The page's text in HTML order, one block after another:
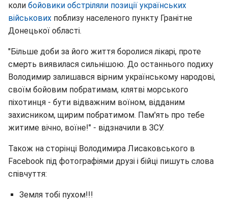
коли бойовики обстріляли позиції українських
військових поблизу населеного пункту Гранітне
Донецької області.
"Більше доби за його життя боролися лікарі, проте
смерть виявилася сильнішою. До останнього подиху
Володимир залишався вірним українському народові,
своїм бойовим побратимам, клятві морського
піхотинця - бути відважним воїном, відданим
захисником, щирим побратимом. Пам'ять про тебе
житиме вічно, воїне!" - відзначили в ЗСУ.
Також на сторінці Володимира Лисаковського в
Facebook під фотографіями друзі і бійці пишуть слова
співчуття:
Земля тобі пухом!!!